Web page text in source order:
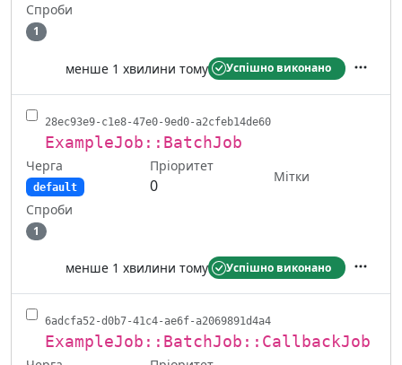
Спроби
1
менше 1 хвилини тому Успішно виконано
28ec93e9-c1e8-47e0-9ed0-a2cfeb14de60
ExampleJob::BatchJob
Черга
default
Пріоритет
0
Мітки
Спроби
1
менше 1 хвилини тому Успішно виконано
6adcfa52-d0b7-41c4-ae6f-a2069891d4a4
ExampleJob::BatchJob::CallbackJob